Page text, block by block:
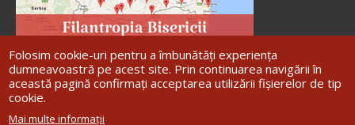
Folosim cookie-uri pentru a îmbunătăți experiența
dumneavoastră pe acest site. Prin continuarea navigării în
această pagină confirmați acceptarea utilizării fișierelor de tip
cookie.
Mai multe informații